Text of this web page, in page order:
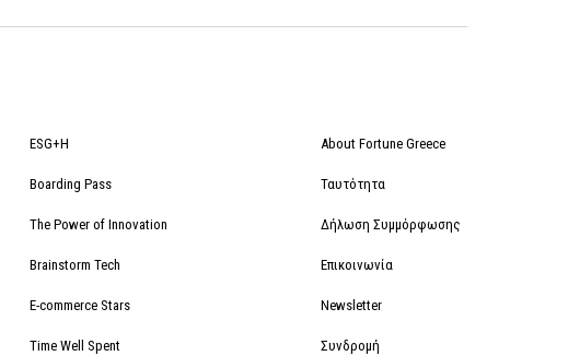
ESG+H
Boarding Pass
The Power of Innovation
Brainstorm Tech
E-commerce Stars
Time Well Spent
About Fortune Greece
Ταυτότητα
Δήλωση Συμμόρφωσης
Επικοινωνία
Newsletter
Συνδρομή